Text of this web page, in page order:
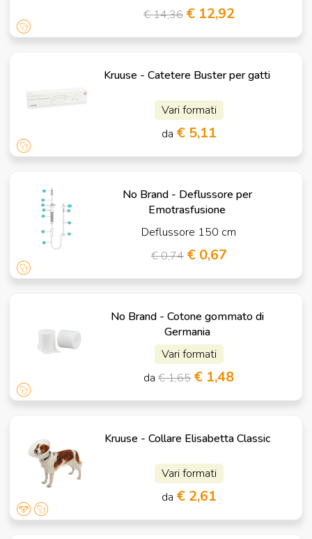
€ 14,36 € 12,92
Kruuse - Catetere Buster per gatti
Vari formati
da € 5,11
No Brand - Deflussore per
Emotrasfusione
Deflussore 150 cm
€ 0,74 € 0,67
No Brand - Cotone gommato di
Germania
Vari formati
da€ 1,65 € 1,48
Kruuse - Collare Elisabetta Classic
Vari formati
da € 2,61